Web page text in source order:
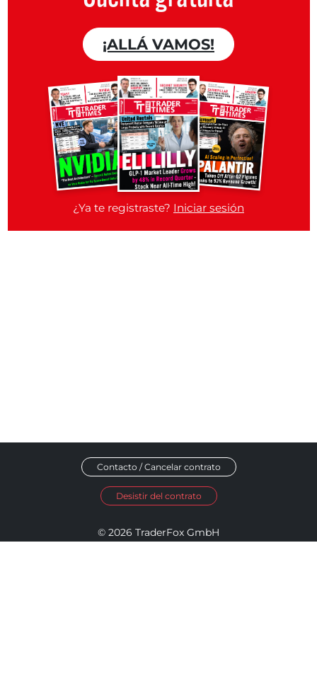
¡ALLÁ VAMOS!
¿Ya te registraste? Iniciar sesión
Contacto / Cancelar contrato
Desistir del contrato
© 2026 TraderFox GmbH